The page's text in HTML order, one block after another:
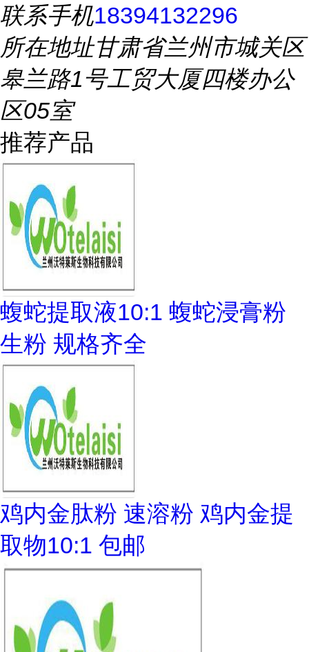
联系手机18394132296
所在地址甘肃省兰州市城关区
皋兰路1号工贸大厦四楼办公
区05室
推荐产品
蝮蛇提取液10:1 蝮蛇浸膏粉
生粉 规格齐全
鸡内金肽粉 速溶粉 鸡内金提
取物10:1 包邮